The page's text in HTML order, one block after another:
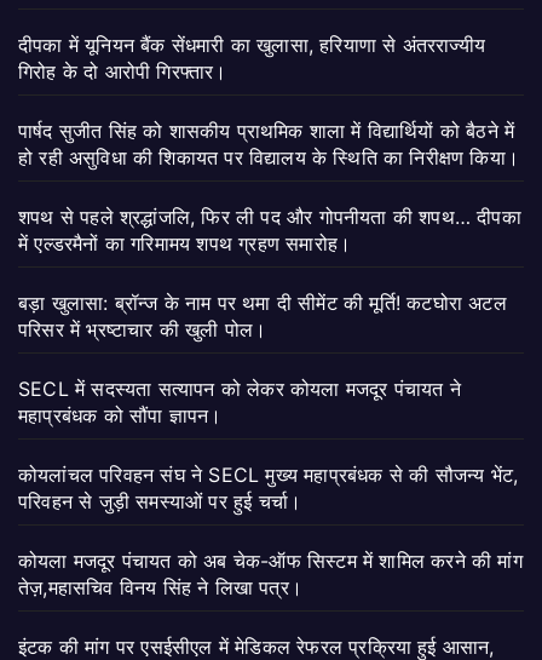
दीपका में यूनियन बैंक सेंधमारी का खुलासा, हरियाणा से अंतरराज्यीय
गिरोह के दो आरोपी गिरफ्तार।
पार्षद सुजीत सिंह को शासकीय प्राथमिक शाला में विद्यार्थियों को बैठने में
हो रही असुविधा की शिकायत पर विद्यालय के स्थिति का निरीक्षण किया।
शपथ से पहले श्रद्धांजलि, फिर ली पद और गोपनीयता की शपथ… दीपका
में एल्डरमैनों का गरिमामय शपथ ग्रहण समारोह।
बड़ा खुलासा: ब्रॉन्ज के नाम पर थमा दी सीमेंट की मूर्ति! कटघोरा अटल
परिसर में भ्रष्टाचार की खुली पोल।
SECL में सदस्यता सत्यापन को लेकर कोयला मजदूर पंचायत ने
महाप्रबंधक को सौंपा ज्ञापन।
कोयलांचल परिवहन संघ ने SECL मुख्य महाप्रबंधक से की सौजन्य भेंट,
परिवहन से जुड़ी समस्याओं पर हुई चर्चा।
कोयला मजदूर पंचायत को अब चेक-ऑफ सिस्टम में शामिल करने की मांग
तेज़,महासचिव विनय सिंह ने लिखा पत्र।
इंटक की मांग पर एसईसीएल में मेडिकल रेफरल प्रक्रिया हुई आसान,